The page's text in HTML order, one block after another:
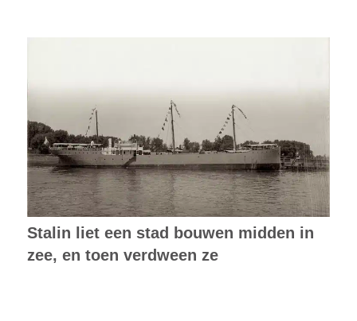
Stalin liet een stad bouwen midden in
zee, en toen verdween ze